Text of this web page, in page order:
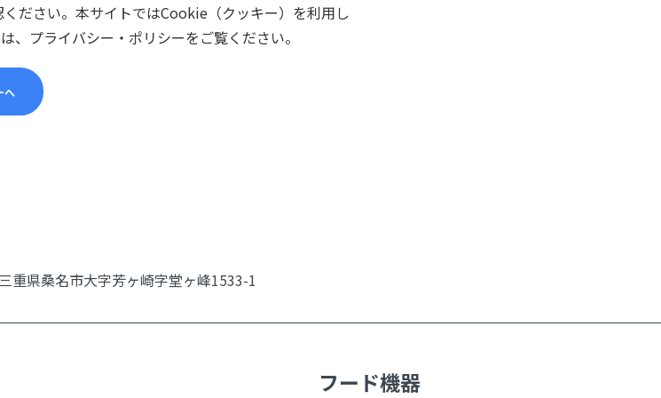
ださい。本サイトではCookie（クッキー）を利用し
プライバシー・ポリシーをご覧ください。
へ
重県桑名市大字芳ヶ崎字堂ヶ峰1533-1
フード機器